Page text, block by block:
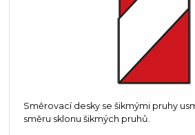
Směrovací desky se šikmými pruhy
směru sklonu šikmých pruhů.